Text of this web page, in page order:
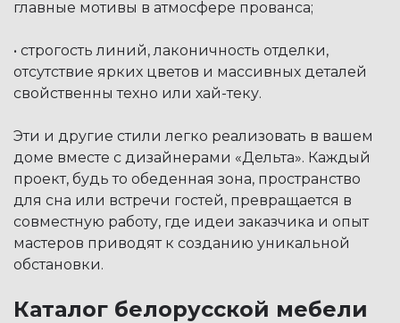
главные мотивы в атмосфере прованса;
• строгость линий, лаконичность отделки,
отсутствие ярких цветов и массивных деталей
свойственны техно или хай-теку.
Эти и другие стили легко реализовать в вашем
доме вместе с дизайнерами «Дельта». Каждый
проект, будь то обеденная зона, пространство
для сна или встречи гостей, превращается в
совместную работу, где идеи заказчика и опыт
мастеров приводят к созданию уникальной
обстановки.
Каталог белорусской мебели